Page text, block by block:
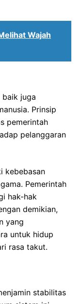
Wajah
juga
Prinsip
pemerintah
pelanggaran
kebebasan
Pemerintah
hak-hak
demikian,
yang
untuk hidup
rasa takut.
stabilitas